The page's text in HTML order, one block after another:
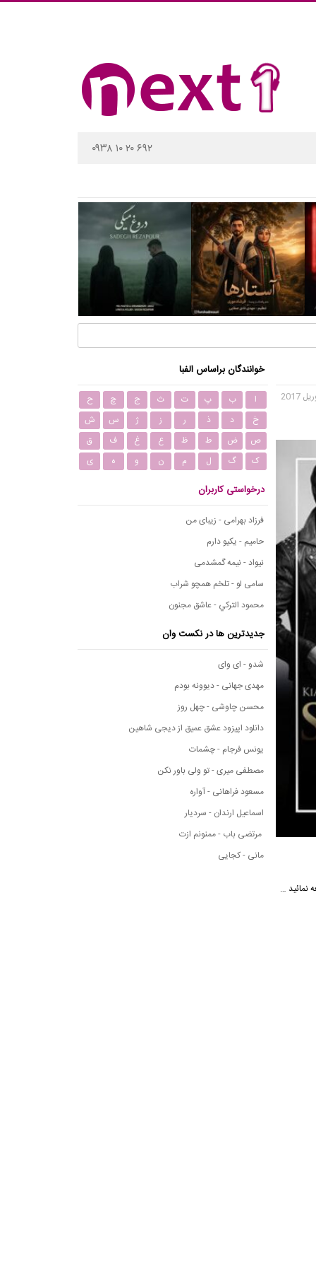
۰۹۳۸ ۱۰ ۲۰ ۶۹۲
خوانندگان براساس الفبا
ا ب پ ت ث ج چ
ح
خ
د ذ ر ز ژ س
ش
ص
ض ط ظ ع غ ف
ق
ک
گ ل م ن و ه ی
درخواستی کاربران
فرزاد بهرامی - زیبای من
حامیم - یکیو دارم
نیواد - نیمه گمشدمی
سامی لو - تلخم همچو شراب
محمود التركي - عاشق مجنون
جدیدترین ها در نکست وان
شدو - ای وای
مهدی جهانی - دیوونه بودم
محسن چاوشی - چهل روز
دانلود اپیزود عشق عمیق از دیجی شاهین
یونس فرجام - چشمات
مصطفی میری - تو ولی باور نکن
مسعود فراهانی - آواره
اسماعیل ارندان - سردیار
مرتضی باب - ممنونم ازت
مانی - کجایی